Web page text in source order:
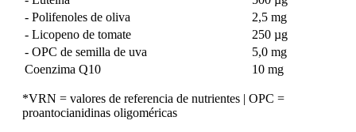
- Polifenoles de oliva
2,5 mg
- Licopeno de tomate
250 µg
- OPC de semilla de uva
5,0 mg
Coenzima Q10
10 mg
*VRN = valores de referencia de nutrientes | OPC =
proantocianidinas oligoméricas